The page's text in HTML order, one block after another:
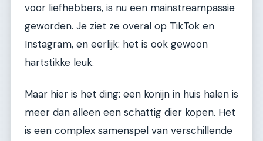
voor liefhebbers, is nu een mainstreampassie
geworden. Je ziet ze overal op TikTok en
Instagram, en eerlijk: het is ook gewoon
hartstikke leuk.
Maar hier is het ding: een konijn in huis halen is
meer dan alleen een schattig dier kopen. Het
is een complex samenspel van verschillende